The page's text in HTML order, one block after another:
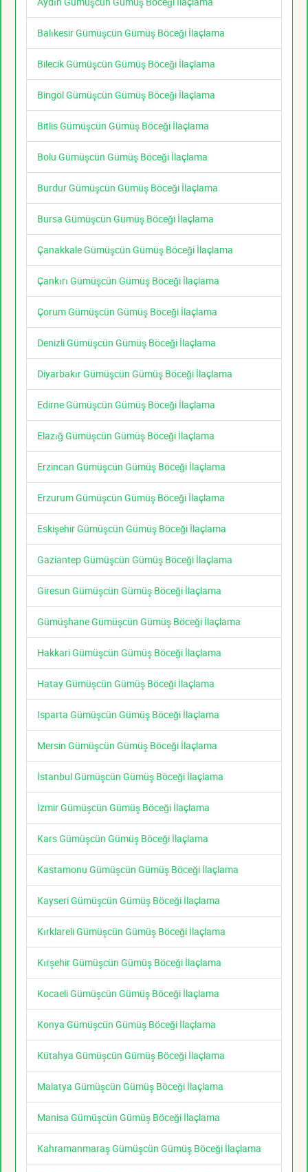
Balıkesir Gümüşcün Gümüş Böceği İlaçlama
Bilecik Gümüşcün Gümüş Böceği İlaçlama
Bingöl Gümüşcün Gümüş Böceği İlaçlama
Bitlis Gümüşcün Gümüş Böceği İlaçlama
Bolu Gümüşcün Gümüş Böceği İlaçlama
Burdur Gümüşcün Gümüş Böceği İlaçlama
Bursa Gümüşcün Gümüş Böceği İlaçlama
Çanakkale Gümüşcün Gümüş Böceği İlaçlama
Çankırı Gümüşcün Gümüş Böceği İlaçlama
Çorum Gümüşcün Gümüş Böceği İlaçlama
Denizli Gümüşcün Gümüş Böceği İlaçlama
Diyarbakır Gümüşcün Gümüş Böceği İlaçlama
Edirne Gümüşcün Gümüş Böceği İlaçlama
Elazığ Gümüşcün Gümüş Böceği İlaçlama
Erzincan Gümüşcün Gümüş Böceği İlaçlama
Erzurum Gümüşcün Gümüş Böceği İlaçlama
Eskişehir Gümüşcün Gümüş Böceği İlaçlama
Gaziantep Gümüşcün Gümüş Böceği İlaçlama
Giresun Gümüşcün Gümüş Böceği İlaçlama
Gümüşhane Gümüşcün Gümüş Böceği İlaçlama
Hakkari Gümüşcün Gümüş Böceği İlaçlama
Hatay Gümüşcün Gümüş Böceği İlaçlama
Isparta Gümüşcün Gümüş Böceği İlaçlama
Mersin Gümüşcün Gümüş Böceği İlaçlama
İstanbul Gümüşcün Gümüş Böceği İlaçlama
İzmir Gümüşcün Gümüş Böceği İlaçlama
Kars Gümüşcün Gümüş Böceği İlaçlama
Kastamonu Gümüşcün Gümüş Böceği İlaçlama
Kayseri Gümüşcün Gümüş Böceği İlaçlama
Kırklareli Gümüşcün Gümüş Böceği İlaçlama
Kırşehir Gümüşcün Gümüş Böceği İlaçlama
Kocaeli Gümüşcün Gümüş Böceği İlaçlama
Konya Gümüşcün Gümüş Böceği İlaçlama
Kütahya Gümüşcün Gümüş Böceği İlaçlama
Malatya Gümüşcün Gümüş Böceği İlaçlama
Manisa Gümüşcün Gümüş Böceği İlaçlama
Kahramanmaraş Gümüşcün Gümüş Böceği İlaçlama